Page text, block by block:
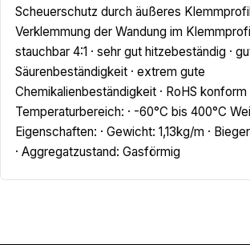
Scheuerschutz durch äußeres
Verklemmung der Wandung im
stauchbar 4:1 · sehr gut hitzebeständig ·
Säurenbeständigkeit · extrem gute
Chemikalienbeständigkeit · RoHS konform
Temperaturbereich: · -60°C bis 400°C
Eigenschaften: · Gewicht: 1,13kg/m ·
· Aggregatzustand: Gasförmig